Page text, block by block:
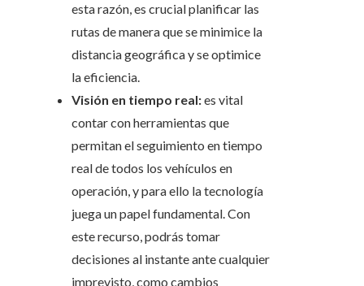
esta razón, es crucial planificar las
rutas de manera que se minimice la
distancia geográfica y se optimice
la eficiencia.
Visión en tiempo real:es vital
contar con herramientas que
permitan el seguimiento en tiempo
real de todos los vehículos en
operación, y para ello la tecnología
juega un papel fundamental. Con
este recurso, podrás tomar
decisiones al instante ante cualquier
imprevisto, como cambios